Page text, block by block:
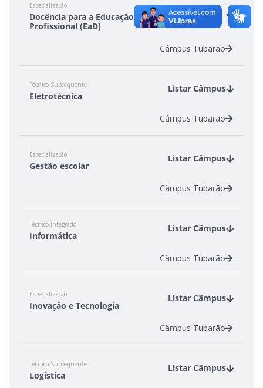
Especialização
Docência para a Educação
Profissional (EaD)
Listar
Câmpus
Câmpus Tubarão
Técnico Subsequente
Eletrotécnica
Listar Câmpus
Câmpus Tubarão
Especialização
Gestão escolar
Listar Câmpus
Câmpus Tubarão
Técnico Integrado
Informática
Listar Câmpus
Câmpus Tubarão
Especialização
Inovação e Tecnologia
Listar Câmpus
Câmpus Tubarão
Técnico Subsequente
Logística
Listar Câmpus